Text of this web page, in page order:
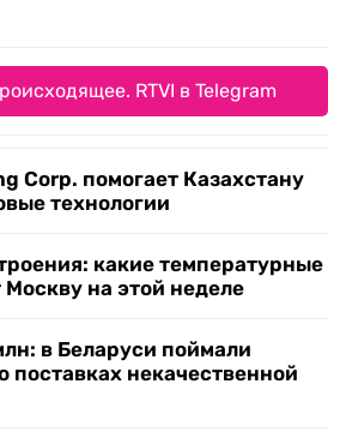
RTVI в Telegram
Corp. помогает Казахстану
технологии
какие температурные
на этой неделе
в Беларуси поймали
поставках некачественной